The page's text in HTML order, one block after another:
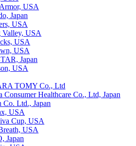
USA
Japan
USA
Valley, USA
USA
USA
Japan
USA
TOMY Co., Ltd
Consumer Healthcare Co., Ltd, Japan
Co. Ltd., Japan
USA
Cup, USA
USA
Japan